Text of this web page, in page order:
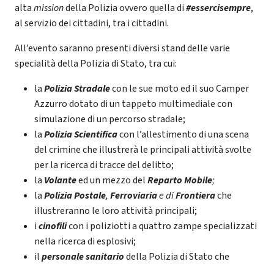
altamissiondella Polizia ovvero quella di#essercisempre,
al servizio dei cittadini, tra i cittadini.
All’evento saranno presenti diversi stand delle varie
specialità della Polizia di Stato, tra cui:
laPolizia Stradalecon le sue moto ed il suo Camper
Azzurro dotato di un tappeto multimediale con
simulazione di un percorso stradale;
laPolizia Scientificacon l’allestimento di una scena
del crimine che illustrerà le principali attività svolte
per la ricerca di tracce del delitto;
la Volanteed un mezzo delReparto Mobile;
laPolizia Postale,Ferroviariae diFrontierache
illustreranno le loro attività principali;
icinofilicon i poliziotti a quattro zampe specializzati
nella ricerca di esplosivi;
ilpersonale sanitariodella Polizia di Stato che